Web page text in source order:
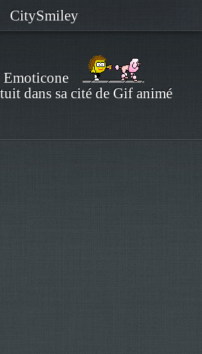
Emoticone
dans sa cité de Gif animé
CitySmiley